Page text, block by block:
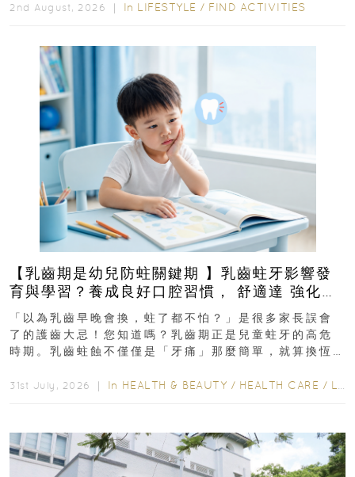
2nd August, 2026 ｜ In LIFESTYLE / FIND ACTIVITIES
【乳齒期是幼兒防蛀關鍵期 】乳齒蛀牙影響發
育與學習？養成良好口腔習慣， 舒適達 強化琺
瑯質 兒童牙膏防護指南
「以為乳齒早晚會換，蛀了都不怕？」是很多家長誤會
了的護齒大忌！您知道嗎？乳齒期正是兒童蛀牙的高危
時期。乳齒蛀蝕不僅僅是「牙痛」那麼簡單，就算換恆
31st July, 2026 ｜ In HEALTH & BEAUTY / HEALTH CARE / LIFESTYLE